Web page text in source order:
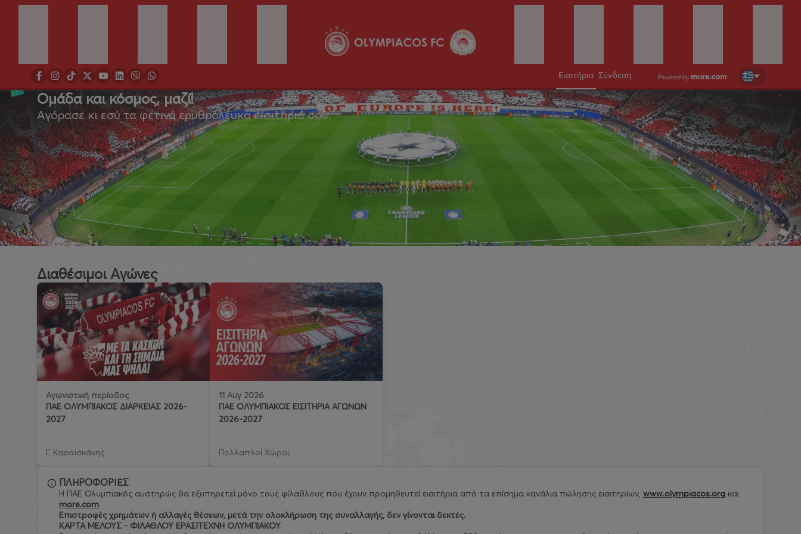
Εισιτήρια Σύνδεση
Ομάδα και κόσμος, μαζί!
Αγόρασε κι εσύ τα φετινά ερυθρόλευκα εισιτήριά σου.
Διαθέσιμοι Αγώνες
Αγωνιστική περίοδος
ΠΑΕ ΟΛΥΜΠΙΑΚΟΣ ΔΙΑΡΚΕΙΑΣ 2026-
2027
Γ. Καραϊσκάκης
11 Αυγ 2026
ΠΑΕ ΟΛΥΜΠΙΑΚΟΣ ΕΙΣΙΤΗΡΙΑ ΑΓΩΝΩΝ
2026-2027
Πολλαπλοί Χώροι
ΠΛΗΡΟΦΟΡΙΕΣ
Η ΠΑΕ Ολυμπιακός αυστηρώς θα εξυπηρετεί μόνο τους φίλαθλους που έχουν προμηθευτεί εισιτήρια από τα επίσημα κανάλια πώλησης εισιτηρίων, www.olympiacos.org και
more.com.
Eπιστροφές χρημάτων ή αλλαγές θέσεων, μετά την ολοκλήρωση της συναλλαγής, δεν γίνονται δεκτές.
ΚΑΡΤΑ ΜΕΛΟΥΣ - ΦΙΛΑΘΛΟΥ ΕΡΑΣΙΤΕΧΝΗ ΟΛΥΜΠΙΑΚΟΥ